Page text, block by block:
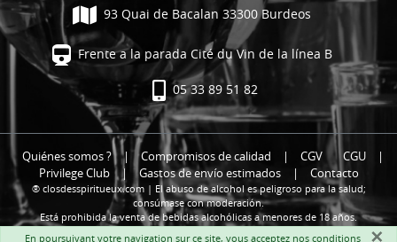
93 Quai de Bacalan 33300 Burdeos
Frente a la parada Cité du Vin de la línea B
05 33 89 51 82
Quiénes somos ? | Compromisos de calidad | CGV CGU
|
Privilege Club | Gastos de envío estimados | Contacto
® closdesspiritueux.com | El abuso de alcohol es peligroso para la salud;
consúmase con moderación.
Está prohibida la venta de bebidas alcohólicas a menores de 18 años.
En poursuivant votre navigation sur ce site, vous acceptez nos conditions